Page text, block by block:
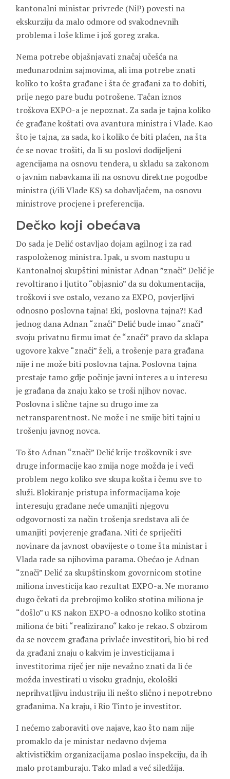
kantonalni ministar privrede (NiP) povesti na
ekskurziju da malo odmore od svakodnevnih
problema i loše klime i još goreg zraka.
Nema potrebe objašnjavati značaj učešća na
međunarodnim sajmovima, ali ima potrebe znati
koliko to košta građane i šta će građani za to dobiti,
prije nego pare budu potrošene. Tačan iznos
troškova EXPO-a je nepoznat. Za sada je tajna koliko
će građane koštati ova avantura ministra i Vlade. Kao
što je tajna, za sada, ko i koliko će biti plaćen, na šta
će se novac trošiti, da li su poslovi dodijeljeni
agencijama na osnovu tendera, u skladu sa zakonom
o javnim nabavkama ili na osnovu direktne pogodbe
ministra (i/ili Vlade KS) sa dobavljačem, na osnovu
ministrove procjene i preferencija.
Dečko koji obećava
Do sada je Delić ostavljao dojam agilnog i za rad
raspoloženog ministra. Ipak, u svom nastupu u
Kantonalnoj skupštini ministar Adnan ”znači” Delić je
revoltirano i ljutito “objasnio” da su dokumentacija,
troškovi i sve ostalo, vezano za EXPO, povjerljivi
odnosno poslovna tajna! Eki, poslovna tajna?! Kad
jednog dana Adnan “znači” Delić bude imao “znači”
svoju privatnu firmu imat će “znači” pravo da sklapa
ugovore kakve “znači” želi, a trošenje para građana
nije i ne može biti poslovna tajna. Poslovna tajna
prestaje tamo gdje počinje javni interes a u interesu
je građana da znaju kako se troši njihov novac.
Poslovna i slične tajne su drugo ime za
netransparentnost. Ne može i ne smije biti tajni u
trošenju javnog novca.
To što Adnan “znači” Delić krije troškovnik i sve
druge informacije kao zmija noge možda je i veći
problem nego koliko sve skupa košta i čemu sve to
služi. Blokiranje pristupa informacijama koje
interesuju građane neće umanjiti njegovu
odgovornosti za način trošenja sredstava ali će
umanjiti povjerenje građana. Niti će spriječiti
novinare da javnost obavijeste o tome šta ministar i
Vlada rade sa njihovima parama. Obećao je Adnan
“znači” Delić za skupštinskom govornicom stotine
miliona investicija kao rezultat EXPO-a. Ne moramo
dugo čekati da prebrojimo koliko stotina miliona je
“došlo” u KS nakon EXPO-a odnosno koliko stotina
miliona će biti “realizirano“ kako je rekao. S obzirom
da se novcem građana privlače investitori, bio bi red
da građani znaju o kakvim je investicijama i
investitorima riječ jer nije nevažno znati da li će
možda investirati u visoku gradnju, ekološki
neprihvatljivu industriju ili nešto slično i nepotrebno
građanima. Na kraju, i Rio Tinto je investitor.
I nećemo zaboraviti ove najave, kao što nam nije
promaklo da je ministar nedavno dvjema
aktivističkim organizacijama poslao inspekciju, da ih
malo protamburaju. Tako mlad a već siledžija.